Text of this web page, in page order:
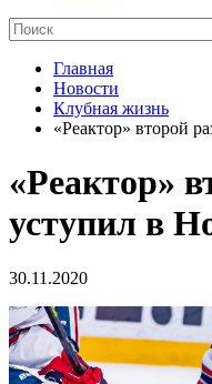
Главная
Новости
Клубная жизнь
«Реактор» второй
«Реактор»
уступил в
30.11.2020